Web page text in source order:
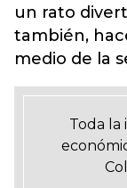
un rato
también,
medio de la
Toda la